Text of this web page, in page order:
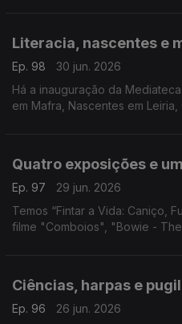
Literacia, nascentes e
Ep. 98
30 jun. 2026
Há a inauguração da
em Mafra, Nascentes em Leiria,
Quatro exposições e
Ep. 97
29 jun. 2026
Temos “Fintar a Vida: Caniço,
filme "Comboios", "Bowie -
Ciências, harpas e
Ep. 96
26 jun. 2026